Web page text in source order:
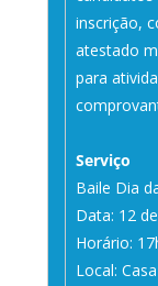
inscrição,
atestado
para
Serviço
Baile Dia
Data: 12
Horário:
Local: